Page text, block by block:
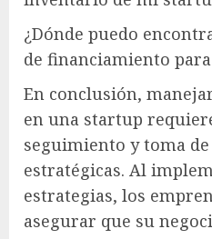
¿Dónde puedo
de financiamiento
En conclusión,
en una startup
seguimiento y toma
estratégicas. Al
estrategias, los
asegurar que su